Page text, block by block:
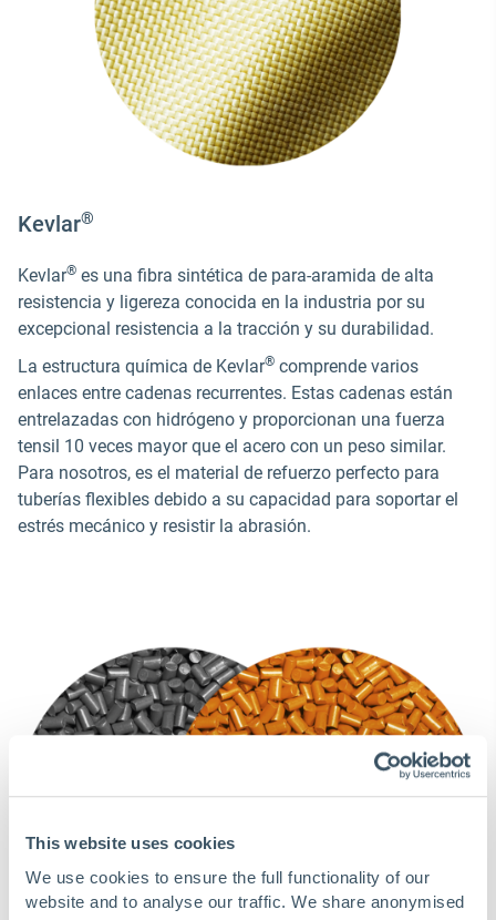
This website uses cookies
We use cookies to ensure the full functionality of our
website and to analyse our traffic. We share anonymised
Kevlar®
Kevlar® es una fibra sintética de para-aramida de alta
resistencia y ligereza conocida en la industria por su
excepcional resistencia a la tracción y su durabilidad.
La estructura química de Kevlar® comprende varios
enlaces entre cadenas recurrentes. Estas cadenas están
entrelazadas con hidrógeno y proporcionan una fuerza
tensil 10 veces mayor que el acero con un peso similar.
Para nosotros, es el material de refuerzo perfecto para
tuberías flexibles debido a su capacidad para soportar el
estrés mecánico y resistir la abrasión.